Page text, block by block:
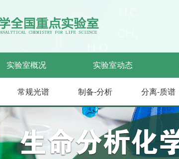
实验室概况 实验室动态
常规光谱 制备-分析 分离-质谱